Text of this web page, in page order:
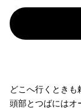
どこへ行くとき
頭部とつばにはオ